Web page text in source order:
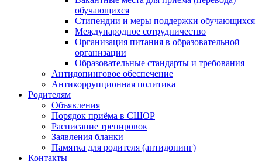
обучающихся
Стипендии и меры поддержки обучающихся
Международное сотрудничество
Организация питания в образовательной
организации
Образовательные стандарты и требования
Антидопинговое обеспечение
Антикоррупционная политика
Родителям
Объявления
Порядок приёма в СШОР
Расписание тренировок
Заявления бланки
Памятка для родителя (антидопинг)
Контакты